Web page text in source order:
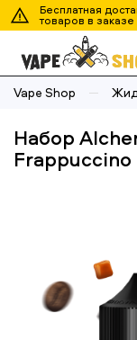
Бесплатная
товаров в
Vape Shop
Набор
Frappuccino